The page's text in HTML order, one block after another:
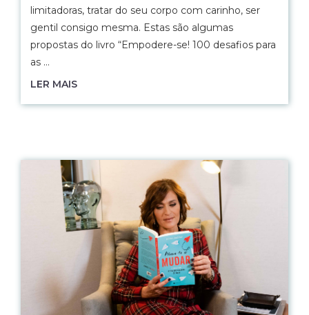
limitadoras, tratar do seu corpo com carinho, ser
gentil consigo mesma. Estas são algumas
propostas do livro “Empodere-se! 100 desafios para
as …
LER MAIS